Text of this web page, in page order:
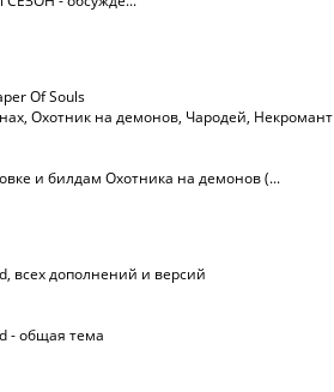
Of Souls
, Охотник на демонов, Чародей, Некромант
и билдам Охотника на демонов (...
всех дополнений и версий
- общая тема